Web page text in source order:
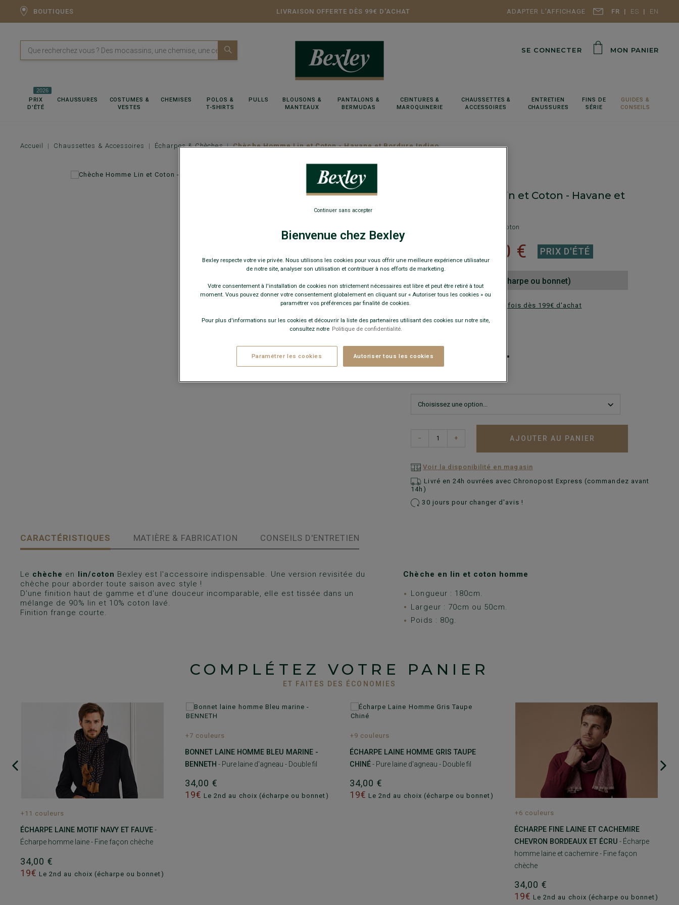
FR ES EN
BOUTIQUES LIVRAISON OFFERTE DÈS 99€ D'ACHAT ADAPTER L'AFFICHAGE
SE CONNECTER MON PANIER
PRIX
D'ÉTÉ
2026
CHAUSSURES
COSTUMES &
VESTES
CHEMISES
POLOS &
T-SHIRTS
PULLS
BLOUSONS &
MANTEAUX
PANTALONS &
BERMUDAS
CEINTURES &
MAROQUINERIE
CHAUSSETTES &
ACCESSOIRES
ENTRETIEN
CHAUSSURES
FINS DE
SÉRIE
GUIDES &
CONSEILS
Accueil Chaussettes & Accessoires Écharpes & Chèches Chèche Homme Lin et Coton - Havane et Bordure Indigo
Chèche Homme Lin et Coton - Havane et
Mélange de 90% lin et 10% coton
19,00 € PRIX D'ÉTÉ
Le 2nd au choix (écharpe ou bonnet)
Payez en plusieurs fois dès 199€ d'achat
COULEURS DISPONIBLES
+
− + AJOUTER AU PANIER
Voir la disponibilité en magasin
Livré en 24h ouvrées avec Chronopost Express (commandez avant
14h)
30 jours pour changer d'avis !
CARACTÉRISTIQUES MATIÈRE & FABRICATION CONSEILS D'ENTRETIEN
Le chèche en lin/coton Bexley est l'accessoire indispensable. Une version revisitée du
chèche pour aborder toute saison avec style !
D'une finition haut de gamme et d'une douceur incomparable, elle est tissée dans un
mélange de 90% lin et 10% coton lavé.
Finition frange courte.
Chèche en lin et coton homme
Longueur : 180cm.
Largeur : 70cm ou 50cm.
Poids : 80g.
COMPLÉTEZ VOTRE PANIER
ET FAITES DES ÉCONOMIES
+11 couleurs
ÉCHARPE LAINE MOTIF NAVY ET FAUVE-
Écharpe homme laine - Fine façon chèche
34,00 €
19€ Le 2nd au choix (écharpe ou bonnet)
+7 couleurs
BONNET LAINE HOMME BLEU MARINE -
BENNETH - Pure laine d'agneau - Double fil
34,00 €
19€ Le 2nd au choix (écharpe ou bonnet)
+9 couleurs
ÉCHARPE LAINE HOMME GRIS TAUPE
CHINÉ- Pure laine d'agneau - Double fil
34,00 €
19€ Le 2nd au choix (écharpe ou bonnet)
+6 couleurs
ÉCHARPE FINE LAINE ET CACHEMIRE
CHEVRON BORDEAUX ET ÉCRU - Écharpe
homme laine et cachemire - Fine façon
chèche
34,00 €
19€ Le 2nd au choix (écharpe ou bonnet)
Bienvenue chez Bexley
Bexley respecte votre vie privée. Nous utilisons les cookies pour vous offrir une meilleure expérience utilisateur
de notre site, analyser son utilisation et contribuer à nos efforts de marketing.
Votre consentement à l'installation de cookies non strictement nécessaires est libre et peut être retiré à tout
moment. Vous pouvez donner votre consentement globalement en cliquant sur « Autoriser tous les cookies » ou
paramétrer vos préférences par finalité de cookies.
Pour plus d'informations sur les cookies et découvrir la liste des partenaires utilisant des cookies sur notre site,
consultez notre Politique de confidentialité.
Paramétrer les cookies Autoriser tous les cookies
Continuer sans accepter